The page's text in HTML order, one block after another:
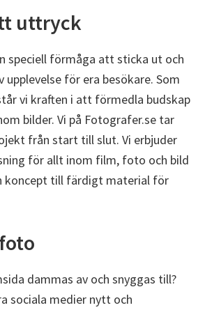
uttryck
speciell förmåga att sticka ut och
upplevelse för era besökare. Som
vi kraften i att förmedla budskap
bilder. Vi på Fotografer.se tar
från start till slut. Vi erbjuder
för allt inom film, foto och bild
koncept till färdigt material för
dammas av och snyggas till?
sociala medier nytt och